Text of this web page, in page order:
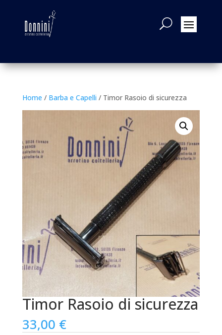
Home / Barba e Capelli / Timor Rasoio di sicurezza
Timor Rasoio di sicurezza
33,00 €